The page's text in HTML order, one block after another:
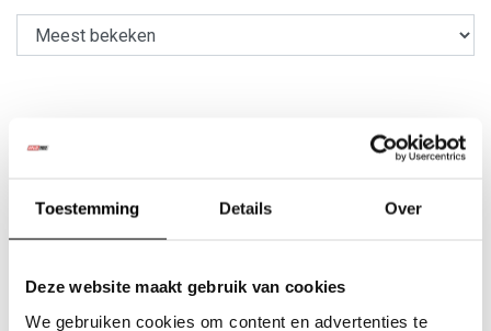
Toestemming Details Over
Deze website maakt gebruik van cookies
We gebruiken cookies om content en advertenties te